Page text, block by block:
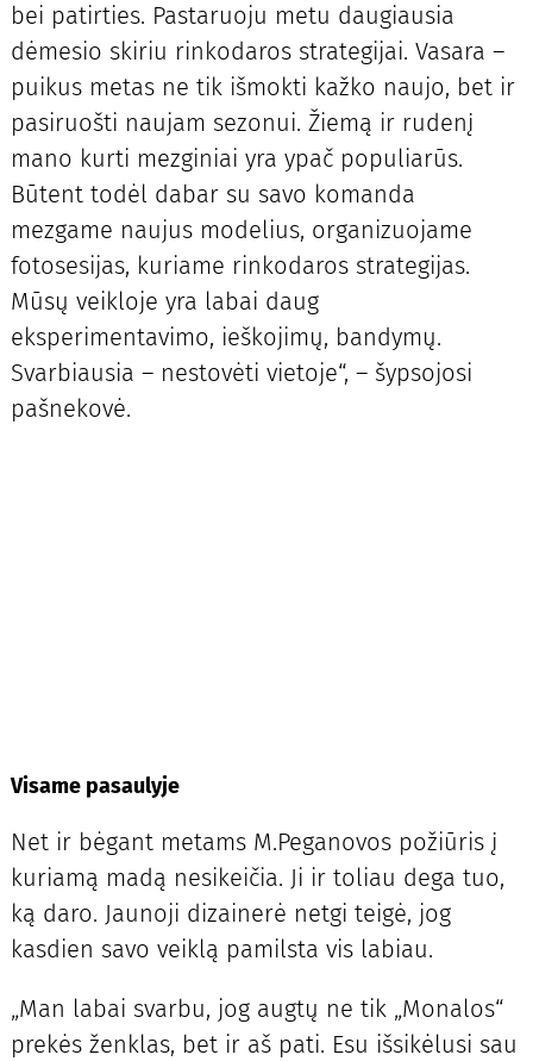
bei patirties. Pastaruoju metu daugiausia
dėmesio skiriu rinkodaros strategijai. Vasara –
puikus metas ne tik išmokti kažko naujo, bet ir
pasiruošti naujam sezonui. Žiemą ir rudenį
mano kurti mezginiai yra ypač populiarūs.
Būtent todėl dabar su savo komanda
mezgame naujus modelius, organizuojame
fotosesijas, kuriame rinkodaros strategijas.
Mūsų veikloje yra labai daug
eksperimentavimo, ieškojimų, bandymų.
Svarbiausia – nestovėti vietoje“, – šypsojosi
pašnekovė.
Visame pasaulyje
Net ir bėgant metams M.Peganovos požiūris į
kuriamą madą nesikeičia. Ji ir toliau dega tuo,
ką daro. Jaunoji dizainerė netgi teigė, jog
kasdien savo veiklą pamilsta vis labiau.
„Man labai svarbu, jog augtų ne tik „Monalos“
prekės ženklas, bet ir aš pati. Esu išsikėlusi sau